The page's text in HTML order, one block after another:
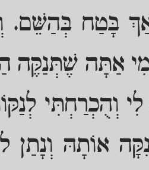
בָּטַח בְּהַשֵּׁם.
אַתָּה שֶׁתְּנַקֶּה
וְהֻכְרַחְתִּי
אוֹתָהּ וְנָתַן